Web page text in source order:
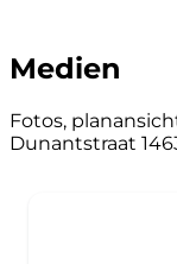
Medien
Fotos,
Dunantstraat